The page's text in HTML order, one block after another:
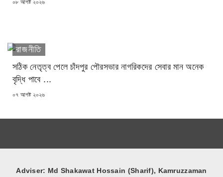
POSTED
০৮ আগষ্ট ২০২৬
রাজনীতি
সঠিক নেতৃত্ব পেলে চাঁদপুর পৌরসভার নাগরিকদের সেবার মান অনেক
বৃদ্ধি পাবে ...
POSTED
০৭ আগষ্ট ২০২৬
Adviser: Md Shakawat Hossain (Sharif), Kamruzzaman